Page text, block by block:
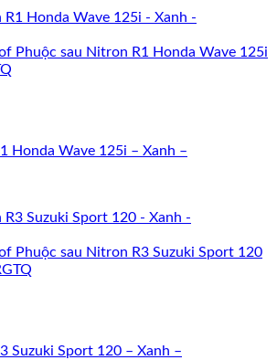
Honda Wave 125i – Xanh –
Suzuki Sport 120 – Xanh –